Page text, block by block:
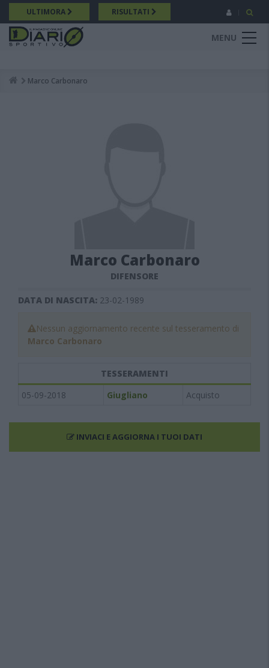
Salta
al
contenuto
principale
ULTIMORA RISULTATI
MENU
Breadcrumb
Marco Carbonaro
Marco Carbonaro
DIFENSORE
DATA DI NASCITA: 23-02-1989
Nessun aggiornamento recente sul tesseramento di
Marco Carbonaro
TESSERAMENTI
05-09-2018
Giugliano Acquisto
INVIACI E AGGIORNA I TUOI DATI